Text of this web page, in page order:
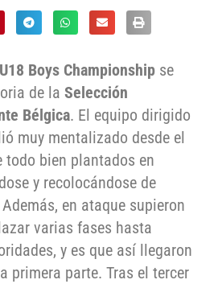
Boys Championship se
de la Selección
Bélgica. El equipo dirigido
muy mentalizado desde el
todo bien plantados en
y recolocándose de
en ataque supieron
varias fases hasta
y es que así llegaron
primera parte. Tras el tercer